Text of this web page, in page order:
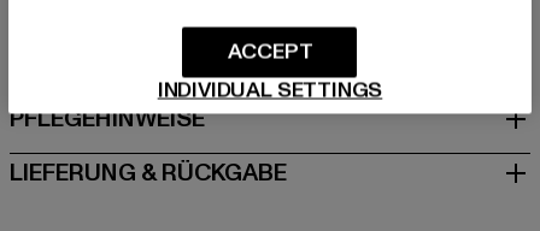
GRÖSSE & PASSFORM
PFLEGEHINWEISE
LIEFERUNG & RÜCKGABE
INDIVIDUAL SETTINGS
ACCEPT